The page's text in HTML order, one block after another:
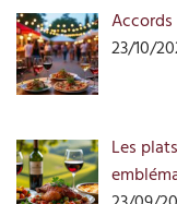
23/10/
Les